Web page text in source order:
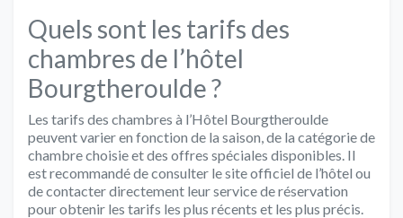
Quels sont les tarifs des
chambres de l’hôtel
Bourgtheroulde ?
Les tarifs des chambres à l’Hôtel Bourgtheroulde
peuvent varier en fonction de la saison, de la catégorie de
chambre choisie et des offres spéciales disponibles. Il
est recommandé de consulter le site officiel de l’hôtel ou
de contacter directement leur service de réservation
pour obtenir les tarifs les plus récents et les plus précis.